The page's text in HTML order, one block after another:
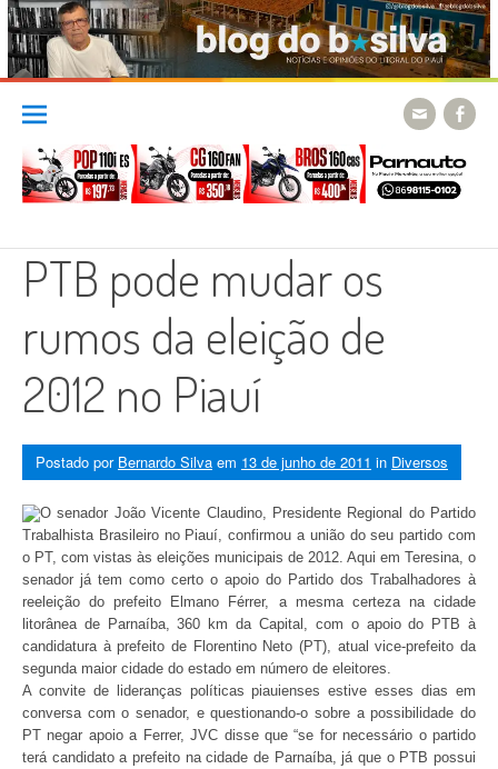
Skip
content
PTB pode mudar os
rumos da eleição de
2012 no Piauí
Postado por Bernardo Silva em 13 de junho de 2011 in Diversos
O senador João Vicente Claudino, Presidente Regional do Partido
Trabalhista Brasileiro no Piauí, confirmou a união do seu partido com
o PT, com vistas às eleições municipais de 2012. Aqui em Teresina, o
senador já tem como certo o apoio do Partido dos Trabalhadores à
reeleição do prefeito Elmano Férrer, a mesma certeza na cidade
litorânea de Parnaíba, 360 km da Capital, com o apoio do PTB à
candidatura à prefeito de Florentino Neto (PT), atual vice-prefeito da
segunda maior cidade do estado em número de eleitores.
A convite de lideranças políticas piauienses estive esses dias em
conversa com o senador, e questionando-o sobre a possibilidade do
PT negar apoio a Ferrer, JVC disse que “se for necessário o partido
terá candidato a prefeito na cidade de Parnaíba, já que o PTB possui